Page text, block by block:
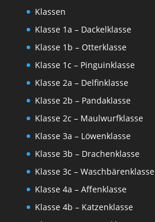
Klassen
Klasse 1a – Dackelklasse
Klasse 1b – Otterklasse
Klasse 1c – Pinguinklasse
Klasse 2a – Delfinklasse
Klasse 2b – Pandaklasse
Klasse 2c – Maulwurfklasse
Klasse 3a – Löwenklasse
Klasse 3b – Drachenklasse
Klasse 3c – Waschbärenklasse
Klasse 4a – Affenklasse
Klasse 4b – Katzenklasse